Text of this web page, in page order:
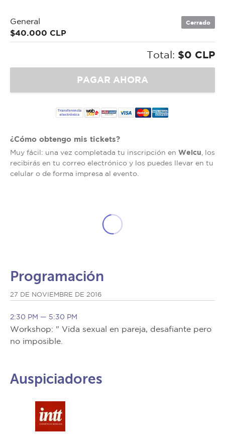
General
$40.000 CLP
Cerrado
Total: $0 CLP
¿Cómo obtengo mis tickets?
Muy fácil: una vez completada tu inscripción en Welcu , los
recibirás en tu correo electrónico y los puedes llevar en tu
celular o de forma impresa al evento.
Programación
27 DE NOVIEMBRE DE 2016
2:30 PM — 5:30 PM
Workshop: " Vida sexual en pareja, desafiante pero
no imposible.
Auspiciadores